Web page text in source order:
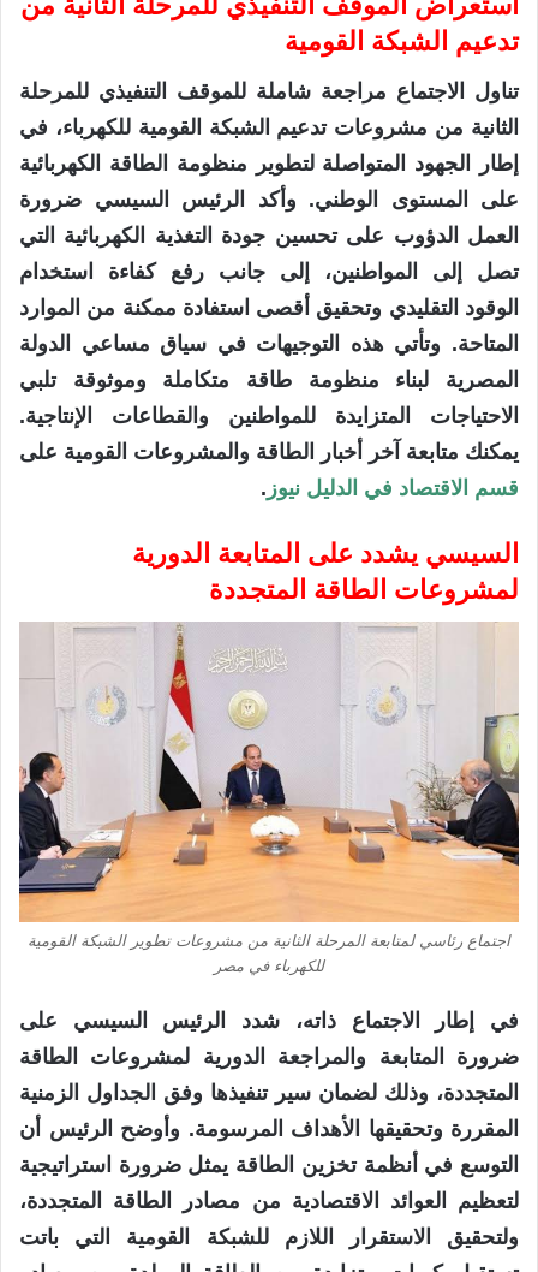
تدعيم الشبكة القومية
تناول الاجتماع مراجعة شاملة للموقف التنفيذي للمرحلة
الثانية من مشروعات تدعيم الشبكة القومية للكهرباء، في
إطار الجهود المتواصلة لتطوير منظومة الطاقة الكهربائية
على المستوى الوطني. وأكد الرئيس السيسي ضرورة
العمل الدؤوب على تحسين جودة التغذية الكهربائية التي
تصل إلى المواطنين، إلى جانب رفع كفاءة استخدام
الوقود التقليدي وتحقيق أقصى استفادة ممكنة من الموارد
المتاحة. وتأتي هذه التوجيهات في سياق مساعي الدولة
المصرية لبناء منظومة طاقة متكاملة وموثوقة تلبي
الاحتياجات المتزايدة للمواطنين والقطاعات الإنتاجية.
يمكنك متابعة آخر أخبار الطاقة والمشروعات القومية على
قسم الاقتصاد في الدليل نيوز .
السيسي يشدد على المتابعة الدورية
لمشروعات الطاقة المتجددة
اجتماع رئاسي لمتابعة المرحلة الثانية من مشروعات تطوير الشبكة القومية
للكهرباء في مصر
في إطار الاجتماع ذاته، شدد الرئيس السيسي على
ضرورة المتابعة والمراجعة الدورية لمشروعات الطاقة
المتجددة، وذلك لضمان سير تنفيذها وفق الجداول الزمنية
المقررة وتحقيقها الأهداف المرسومة. وأوضح الرئيس أن
التوسع في أنظمة تخزين الطاقة يمثل ضرورة استراتيجية
لتعظيم العوائد الاقتصادية من مصادر الطاقة المتجددة،
ولتحقيق الاستقرار اللازم للشبكة القومية التي باتت